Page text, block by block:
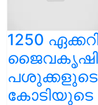
1250
പശുക്കളുടെ
കോടിയുടെ